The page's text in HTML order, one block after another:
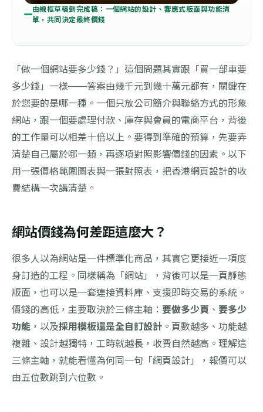
由線框草稿到完成稿：一個網站的設計、響應式版面與功能清
單，共同決定最終價錢
「做一個網站要多少錢？」這個問題其實跟「買一部車要
多少錢」一樣——答案由幾千元到幾十萬元都有，關鍵在
於您要的是哪一種。一個只放公司簡介與聯絡方式的形象
網站，跟一個要處理付款、庫存與會員的電商平台，背後
的工作量可以相差十倍以上。要得到準確的預算，先要弄
清楚自己屬於哪一類，再逐項對照影響價錢的因素。以下
用一張價格範圍圖表與一張對照表，把香港網頁設計的收
費結構一次講清楚。
網站價錢為何差距這麼大？
很多人以為網站是一件標準化商品，其實它更接近一項度
身訂造的工程。同樣稱為「網站」，背後可以是一頁靜態
版面，也可以是一套連接資料庫、支援即時交易的系統。
價錢的高低，主要取決於三條主軸： 要做多少頁 、 要多少
功能 ，以及採用模板還是全自訂設計 。頁數越多、功能越
複雜、設計越獨特，工時就越長，收費自然越高。理解這
三條主軸，就能看懂為何同一句「網頁設計」，報價可以
由五位數跳到六位數。